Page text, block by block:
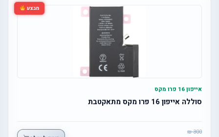
מבצע
אייפון 16 פרו מקס
סוללה אייפון 16 פרו מקס מתאקטבת
300